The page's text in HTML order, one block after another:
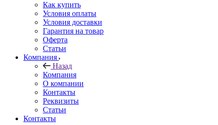
Как купить
Условия оплаты
Условия доставки
Гарантия на товар
Оферта
Статьи
Компания
Назад
Компания
О компании
Контакты
Реквизиты
Статьи
Контакты